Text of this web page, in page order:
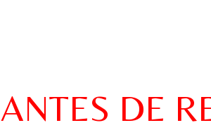
ANTES DE